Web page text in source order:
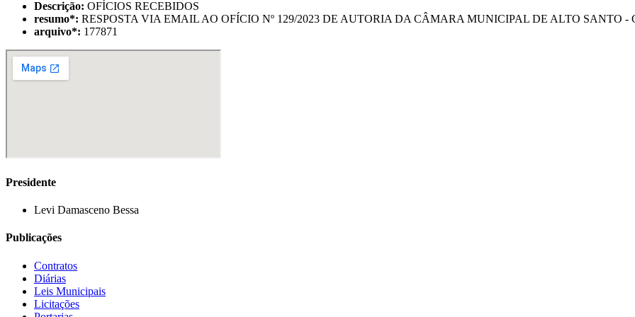
Descrição: OFÍCIOS RECEBIDOS
resumo*: RESPOSTA VIA EMAIL AO OFÍCIO Nº 129/2023 DE AUTORIA DA CÂMARA MUNICIPAL DE ALTO SANTO -
arquivo*: 177871
Presidente
Levi Damasceno Bessa
Publicações
Contratos
Diárias
Leis Municipais
Licitações